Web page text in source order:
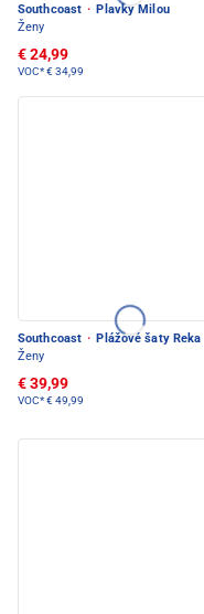
Southcoast · Plavky Milou
Ženy
€ 24,99
VOC*€ 34,99
Southcoast · Plážové šaty Reka
Ženy
€ 39,99
VOC*€ 49,99